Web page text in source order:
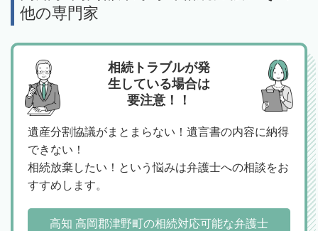
他の専門家
相続トラブルが発
生している場合は
要注意！！
遺産分割協議がまとまらない！遺言書の内容に納得
できない！
相続放棄したい！という悩みは弁護士への相談をお
すすめします。
高知 高岡郡津野町の相続対応可能な弁護士